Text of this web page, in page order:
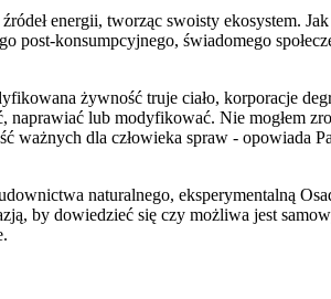
energii, tworząc swoisty ekosystem.
post-konsumpcyjnego, świadomego
żywność truje ciało, korporacje
lub modyfikować. Nie mogłem
dla człowieka spraw - opowiada
naturalnego, eksperymentalną
by dowiedzieć się czy możliwa jest